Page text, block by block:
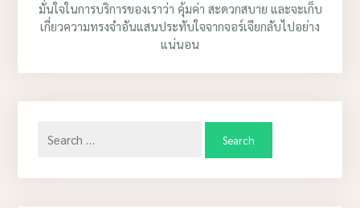
มั่นใจในการบริการของเราว่า คุ้มค่า สะดวกสบาย และจะเก็บ
เกี่ยวความทรงจำอันแสนประทับใจจากจอร์เจียกลับไปอย่าง
แน่นอน
for: